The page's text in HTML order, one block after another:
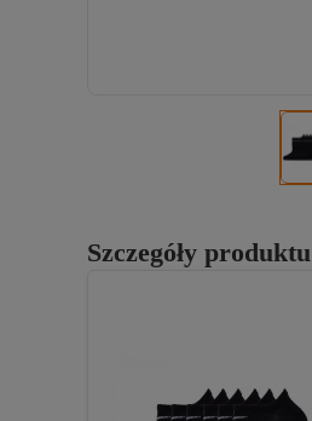
Szczegóły produktu